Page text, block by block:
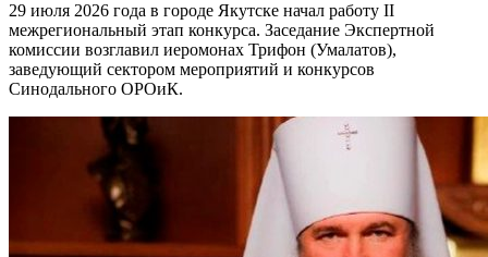
29 июля 2026 года в городе Якутске начал работу II
межрегиональный этап конкурса. Заседание Экспертной
комиссии возглавил иеромонах Трифон (Умалатов),
заведующий сектором мероприятий и конкурсов
Синодального ОРОиК.